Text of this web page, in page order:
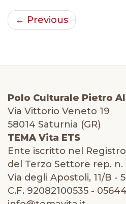
← Previous
Polo Culturale Pietro
Via Vittorio Veneto 19
58014 Saturnia (GR)
TEMA Vita ETS
Ente iscritto nel
del Terzo Settore rep. n.
Via degli Apostoli, 11/B -
C.F. 92082100535 -